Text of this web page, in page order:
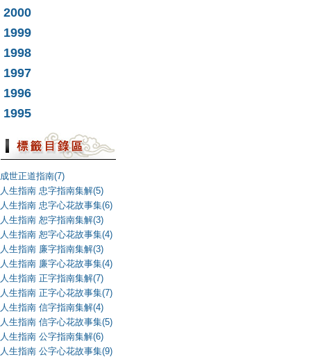
2000
1999
1998
1997
1996
1995
成世正道指南(7)
人生指南 忠字指南集解(5)
人生指南 忠字心花故事集(6)
人生指南 恕字指南集解(3)
人生指南 恕字心花故事集(4)
人生指南 廉字指南集解(3)
人生指南 廉字心花故事集(4)
人生指南 正字指南集解(7)
人生指南 正字心花故事集(7)
人生指南 信字指南集解(4)
人生指南 信字心花故事集(5)
人生指南 公字指南集解(6)
人生指南 公字心花故事集(9)